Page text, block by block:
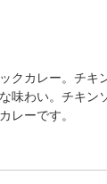
クカレー。チキ
味わい。チキン
レーです。